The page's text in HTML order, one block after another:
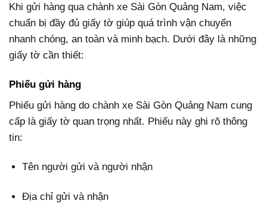
Khi gửi hàng qua chành xe Sài Gòn Quảng Nam, việc
chuẩn bị đầy đủ giấy tờ giúp quá trình vận chuyển
nhanh chóng, an toàn và minh bạch. Dưới đây là những
giấy tờ cần thiết:
Phiếu gửi hàng
Phiếu gửi hàng do chành xe Sài Gòn Quảng Nam cung
cấp là giấy tờ quan trọng nhất. Phiếu này ghi rõ thông
tin:
Tên người gửi và người nhận
Địa chỉ gửi và nhận